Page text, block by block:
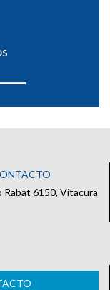
Rabat 6150, Vitacura